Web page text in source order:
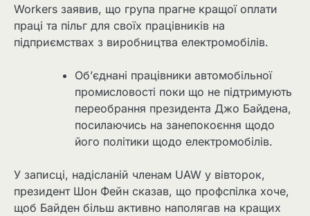
Workers заявив, що група прагне кращої оплати
праці та пільг для своїх працівників на
підприємствах з виробництва електромобілів.
Об’єднані працівники автомобільної
промисловості поки що не підтримують
переобрання президента Джо Байдена,
посилаючись на занепокоєння щодо
його політики щодо електромобілів.
У записці, надісланій членам UAW у вівторок,
президент Шон Фейн сказав, що профспілка хоче,
щоб Байден більш активно наполягав на кращих